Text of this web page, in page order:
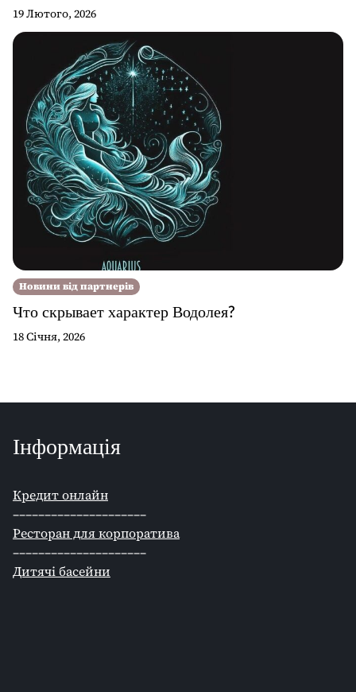
19 Лютого, 2026
Новини від партнерів
Что скрывает характер Водолея?
18 Січня, 2026
Інформація
Кредит онлайн
–––––––––––––––––––––
Ресторан для корпоратива
–––––––––––––––––––––
Дитячі басейни